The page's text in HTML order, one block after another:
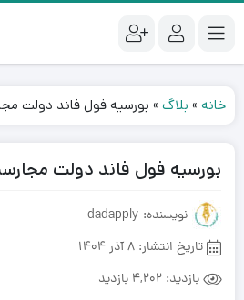
خانه » بلاگ » بورسیه فول فاند دولت
بورسیه فول فاند دولت
نویسنده: dadapply
تاریخ انتشار: 8 آذر 1404
بازدید: 4,202 بازدید